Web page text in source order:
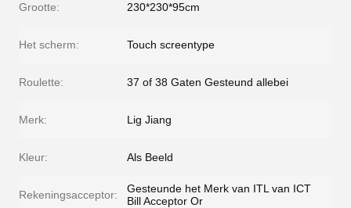
Grootte: 230*230*95cm
Het scherm: Touch screentype
Roulette: 37 of 38 Gaten Gesteund allebei
Merk: Lig Jiang
Kleur: Als Beeld
Rekeningsacceptor:
Gesteunde het Merk van ITL van ICT
Bill Acceptor Or